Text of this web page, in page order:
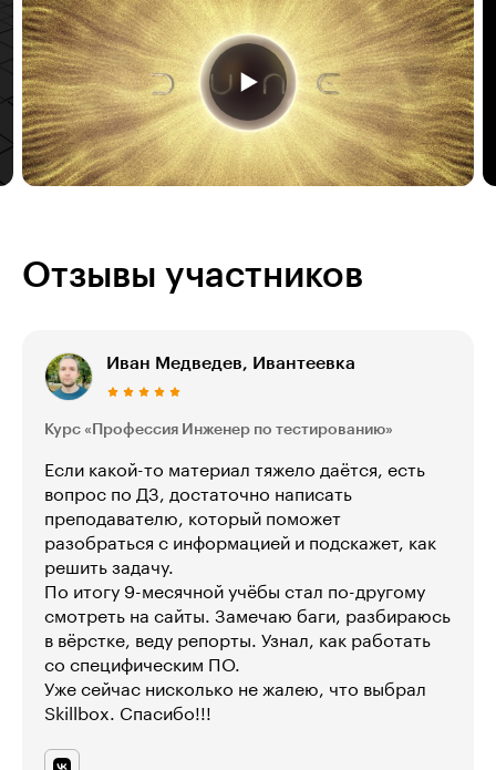
Отзывы участников
Иван Медведев, Ивантеевка
Курс «Профессия Инженер по тестированию»
Если какой-то материал тяжело даётся, есть
вопрос по ДЗ, достаточно написать
преподавателю, который поможет
разобраться с информацией и подскажет, как
решить задачу.
По итогу 9-месячной учёбы стал по-другому
смотреть на сайты. Замечаю баги, разбираюсь
в вёрстке, веду репорты. Узнал, как работать
со специфическим ПО.
Уже сейчас нисколько не жалею, что выбрал
Skillbox. Спасибо!!!